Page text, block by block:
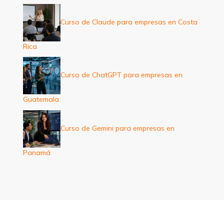
Curso de Claude para empresas en Costa
Rica
Curso de ChatGPT para empresas en
Guatemala
Curso de Gemini para empresas en
Panamá